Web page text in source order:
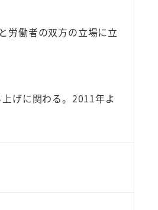
労働者の双方の立場に立
げに関わる。2011年よ